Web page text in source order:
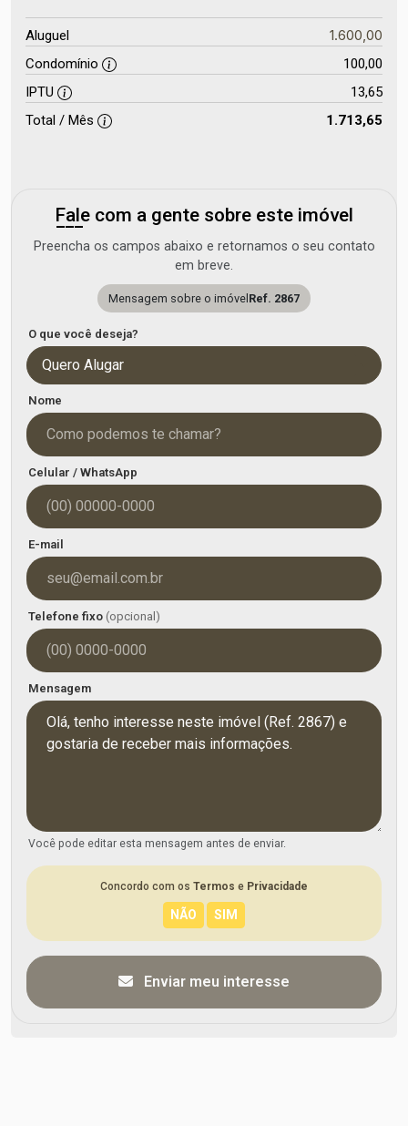
Aluguel 1.600,00
Condomínio
100,00
IPTU
13,65
Total / Mês
1.713,65
Fale com a gente sobre este imóvel
Preencha os campos abaixo e retornamos o seu contato
em breve.
Mensagem sobre o imóvelRef. 2867
O que você deseja?
Quero Alugar
Nome
Celular / WhatsApp
E-mail
Telefone fixo (opcional)
Mensagem
Você pode editar esta mensagem antes de enviar.
Concordo com os Termos e Privacidade
Enviar meu interesse